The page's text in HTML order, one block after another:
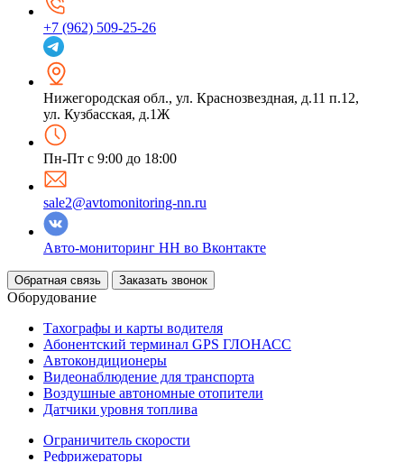
+7 (962) 509-25-26
Нижегородская обл., ул. Краснозвездная, д.11 п.12,
ул. Кузбасская, д.1Ж
Пн-Пт с 9:00 до 18:00
sale2@avtomonitoring-nn.ru
Авто-мониторинг НН во Вконтакте
Обратная связь Заказать звонок
Оборудование
Тахографы и карты водителя
Абонентский терминал GPS ГЛОНАСС
Автокондиционеры
Видеонаблюдение для транспорта
Воздушные автономные отопители
Датчики уровня топлива
Ограничитель скорости
Рефрижераторы